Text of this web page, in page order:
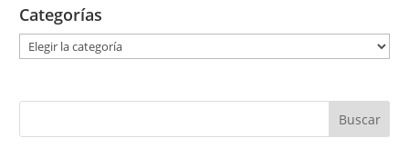
Categorías
a
g